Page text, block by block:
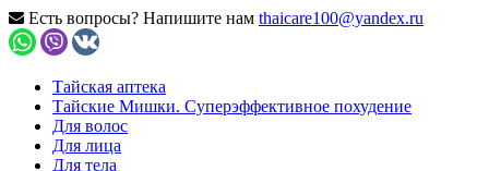
Есть вопросы? Напишите нам thaicare100@yandex.ru
Тайская аптека
Тайские Мишки. Суперэффективное похудение
Для волос
Для лица
Для тела